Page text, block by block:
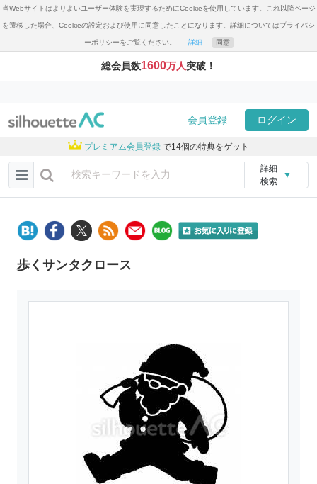
当Webサイトはよりよいユーザー体験を実現するためにCookieを使用しています。これ以降ページ
を遷移した場合、Cookieの設定および使用に同意したことになります。詳細についてはプライバシ
ーポリシーをご覧ください。 詳細 同意
総会員数1600万人突破！
会員登録 ログイン
プレミアム会員登録 で14個の特典をゲット
詳細
検索
▼
歩くサンタクロース